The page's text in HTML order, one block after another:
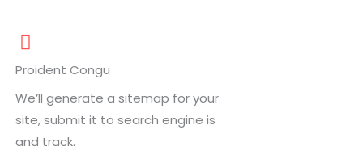
Proident Congu
We’ll generate a sitemap for your
site, submit it to search engine is
and track.